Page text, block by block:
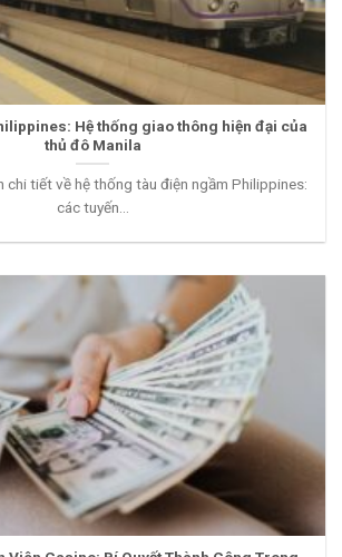
Hệ thống giao thông hiện đại của
thủ đô Manila
chi tiết về hệ thống tàu điện ngầm Philippines:
các tuyến...